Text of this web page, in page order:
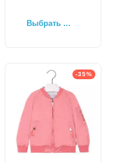
Выбрать ...
-35%